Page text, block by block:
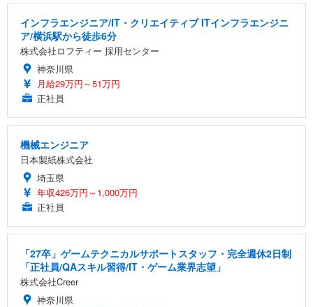
インフラエンジニア/IT・クリエイティブ ITインフラエンジニ
ア/横浜駅から徒歩6分
株式会社ロフティー 採用センター
神奈川県
月給29万円～51万円
正社員
機械エンジニア
日本製紙株式会社
埼玉県
年収426万円～1,000万円
正社員
「27卒」ゲームテクニカルサポートスタッフ・完全週休2日制
「正社員/QAスキル習得/IT・ゲーム業界志望」
株式会社Creer
神奈川県